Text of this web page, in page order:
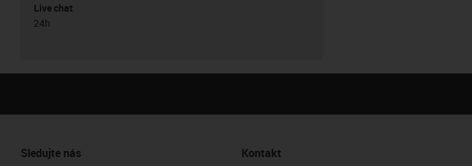
Live chat
24h
Sledujte nás Kontakt